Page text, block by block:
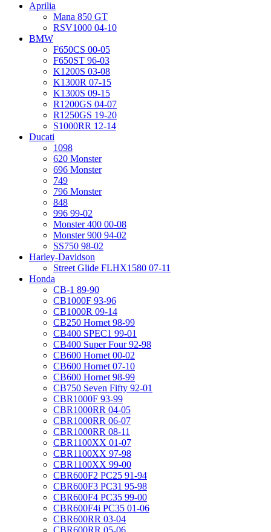
Aprilia
Mana 850 GT
RSV1000 04-10
BMW
F650CS 00-05
F650ST 96-03
K1200S 03-08
K1300R 07-15
K1300S 09-15
R1200GS 04-07
R1250GS 19-20
S1000RR 12-14
Ducati
1098
620 Monster
696 Monster
749
796 Monster
848
996 99-02
Monster 400 00-08
Monster 900 94-02
SS750 98-02
Harley-Davidson
Street Glide FLHX1580 07-11
Honda
CB-1 89-90
CB1000F 93-96
CB1000R 09-14
CB250 Hornet 98-99
CB400 SPEC1 99-01
CB400 Super Four 92-98
CB600 Hornet 00-02
CB600 Hornet 07-10
CB600 Hornet 98-99
CB750 Seven Fifty 92-01
CBR1000F 93-99
CBR1000RR 04-05
CBR1000RR 06-07
CBR1000RR 08-11
CBR1100XX 01-07
CBR1100XX 97-98
CBR1100XX 99-00
CBR600F2 PC25 91-94
CBR600F3 PC31 95-98
CBR600F4 PC35 99-00
CBR600F4i PC35 01-06
CBR600RR 03-04